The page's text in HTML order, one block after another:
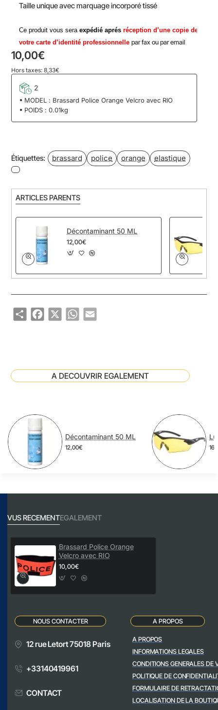
Taille unique avec marquage incorporé tissé
Ce produit vous sera expédié aprés réception d’une copie de
votre carte d’identité professionnelle par fax ou par email
10,00€
Hors taxes: 8,33€
2
MODEL : Brassard Police Orange Velcro avec RIO
POIDS : 0.01kg
Étiquettes: brassard police orange elastique
ARTICLES PARENTS
Décontaminant 50 ML
12,00€
ShareFacebook
X WhatsApp
Email
A DECOUVRIR EGALEMENT
Décontaminant 50 ML
12,00€
VUS RECEMENTEGALEMENT
Brassard Police Orange
Velcro avec RIO
10,00€
NOUS CONTACTER
12 rue Letort 75018 Paris
+33140419961
CONTACT
A PROPOS
A PROPOS
INFORMATIONS LEGALES
CONDITIONS GENERALES DE
POLITIQUE DE
FORMULAIRE DE
LOCALISATION DE LA